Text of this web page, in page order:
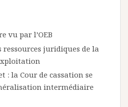
vu par l’OEB
ressources juridiques de la
: la Cour de cassation se
intermédiaire